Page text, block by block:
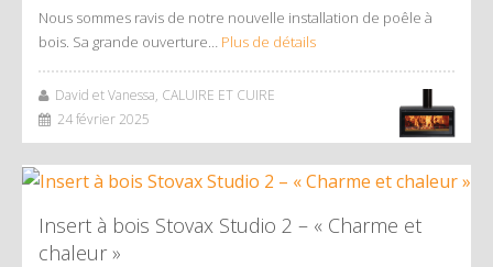
Nous sommes ravis de notre nouvelle installation de poêle à
bois. Sa grande ouverture… Plus de détails
David et Vanessa, CALUIRE ET CUIRE
24 février 2025
Insert à bois Stovax Studio 2 – « Charme et
chaleur »